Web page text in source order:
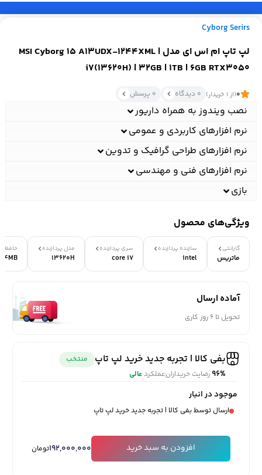
Cyborg Serirs
لپ تاپ ام اس ای مدل MSI Cyborg 15 A13UDX-1244XML |
i7(13620H) | 32GB | 1TB | 6GB RTX3050
0(از 1 خریدار) 0 دیدگاه 0 پرسش
نصب ویندوز به همراه داریور
نرم افزارهای کاربردی و عمومی
نرم افزارهای طراحی گرافیک و تدوین
نرم افزارهای فنی و مهندسی
بازی
ویژگی‌های محصول
گارانتی
ماتریس
سازنده پردازنده
intel
سری پردازنده
core i7
مدل پردازنده
13620H
24MB
آماده ارسال
تحویل تا 6 روز کاری
بفی کالا | تجربه جدید خرید لپ تاپ منتخب
96% رضایت خریدارانعملکردعالی
موجود در انبار
ارسال توسط بفی کالا | تجربه جدید خرید لپ تاپ
افزودن به سبد خرید 192,000,000تومان